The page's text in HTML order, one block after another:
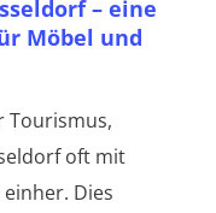
– eine
Möbel und
Tourismus,
oft mit
Dies